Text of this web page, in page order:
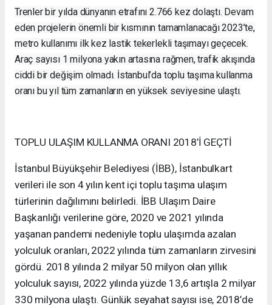
Trenler bir yılda dünyanın etrafını 2.766 kez dolaştı. Devam
eden projelerin önemli bir kısmının tamamlanacağı 2023’te,
metro kullanımı ilk kez lastik tekerlekli taşımayı geçecek.
Araç sayısı 1 milyona yakın artasına rağmen, trafik akışında
ciddi bir değişim olmadı. İstanbul’da toplu taşıma kullanma
oranı bu yıl tüm zamanların en yüksek seviyesine ulaştı.
TOPLU ULAŞIM KULLANMA ORANI 2018’İ GEÇTİ
İstanbul Büyükşehir Belediyesi (İBB), İstanbulkart
verileri ile son 4 yılın kent içi toplu taşıma ulaşım
türlerinin dağılımını belirledi. İBB Ulaşım Daire
Başkanlığı verilerine göre, 2020 ve 2021 yılında
yaşanan pandemi nedeniyle toplu ulaşımda azalan
yolculuk oranları, 2022 yılında tüm zamanların zirvesini
gördü. 2018 yılında 2 milyar 50 milyon olan yıllık
yolculuk sayısı, 2022 yılında yüzde 13,6 artışla 2 milyar
330 milyona ulaştı. Günlük seyahat sayısı ise, 2018’de